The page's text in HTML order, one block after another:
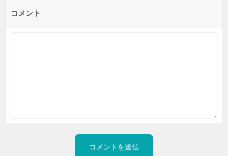
コメント